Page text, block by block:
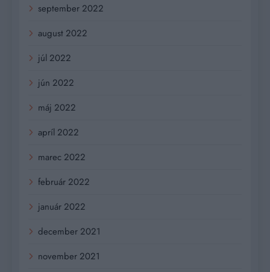
september 2022
august 2022
júl 2022
jún 2022
máj 2022
apríl 2022
marec 2022
február 2022
január 2022
december 2021
november 2021